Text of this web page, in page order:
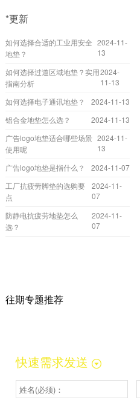
*更新
如何选择合适的工业用安全
地垫？
2024-11-
13
如何选择过道区域地垫？实用
指南分析
2024-
11-13
如何选择电子通讯地垫？
2024-11-13
铝合金地垫怎么选？
2024-11-13
广告logo地垫适合哪些场景
使用呢
2024-11-
13
广告logo地垫是指什么？
2024-11-07
工厂抗疲劳脚垫的选购要
点
2024-11-
07
防静电抗疲劳地垫怎么
选？
2024-11-
07
往期专题推荐
快速需求发送